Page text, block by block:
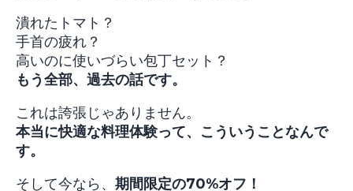
潰れたトマト？
手首の疲れ？
高いのに使いづらい包丁セット？
もう全部、過去の話です。
これは誇張じゃありません。
本当に快適な料理体験って、こういうことなんで
す。
そして今なら、 期間限定の70%オフ！